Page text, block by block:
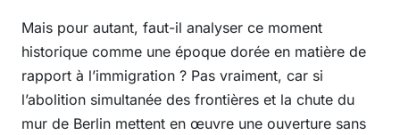
Mais pour autant, faut-il analyser ce moment
historique comme une époque dorée en matière de
rapport à l’immigration ? Pas vraiment, car si
l’abolition simultanée des frontières et la chute du
mur de Berlin mettent en œuvre une ouverture sans